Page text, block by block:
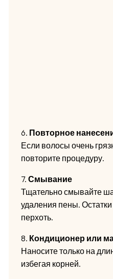
6. Повторное
Если волосы очень
повторите процедуру.
7. Смывание
Тщательно смывайте
удаления пены. Остатки
перхоть.
8. Кондиционер или
Наносите только на
избегая корней.